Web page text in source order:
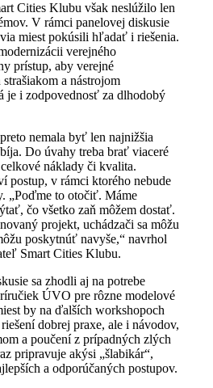
Cities Klubu však neslúžilo len
V rámci panelovej diskusie
miest pokúsili hľadať i riešenia.
verejného
prístup, aby verejné
a nástrojom
je i zodpovednosť za dlhodobý
nemala byť len najnižšia
Do úvahy treba brať viaceré
náklady či kvalita.
postup, v rámci ktorého nebude
„Poďme to otočiť. Máme
čo všetko zaň môžem dostať.
projekt, uchádzači sa môžu
poskytnúť navyše,“ navrhol
Smart Cities Klubu.
sa zhodli aj na potrebe
ÚVO pre rôzne modelové
by na ďalších workshopoch
dobrej praxe, ale i návodov,
a poučení z prípadných zlých
pripravuje akýsi „šlabikár“,
a odporúčaných postupov.